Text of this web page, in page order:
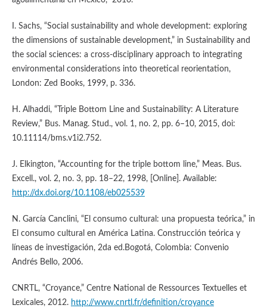
I. Sachs, “Social sustainability and whole development: exploring
the dimensions of sustainable development,” in Sustainability and
the social sciences: a cross-disciplinary approach to integrating
environmental considerations into theoretical reorientation,
London: Zed Books, 1999, p. 336.
H. Alhaddi, “Triple Bottom Line and Sustainability: A Literature
Review,” Bus. Manag. Stud., vol. 1, no. 2, pp. 6–10, 2015, doi:
10.11114/bms.v1i2.752.
J. Elkington, “Accounting for the triple bottom line,” Meas. Bus.
Excell., vol. 2, no. 3, pp. 18–22, 1998, [Online]. Available:
http://dx.doi.org/10.1108/eb025539
N. García Canclini, “El consumo cultural: una propuesta teórica,” in
El consumo cultural en América Latina. Construcción teórica y
líneas de investigación, 2da ed.Bogotá, Colombia: Convenio
Andrés Bello, 2006.
CNRTL, “Croyance,” Centre National de Ressources Textuelles et
Lexicales, 2012. http://www.cnrtl.fr/definition/croyance